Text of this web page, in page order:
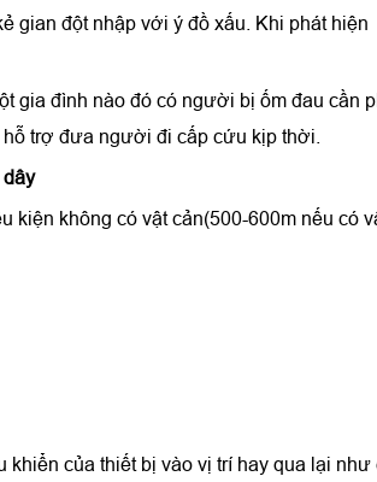
gian đột nhập với ý đồ xấu. Khi phát
gia đình nào đó có người bị ốm đau cần
trợ đưa người đi cấp cứu kịp thời.
dây
kiện không có vật cản(500-600m nếu có
khiển của thiết bị vào vị trí hay qua lại